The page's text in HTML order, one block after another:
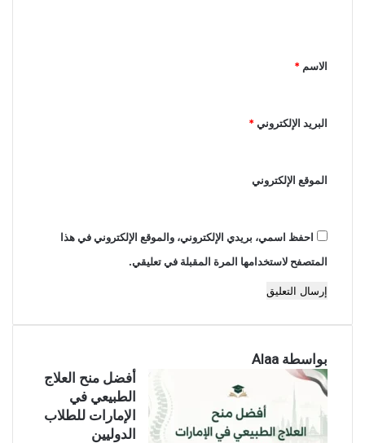
ق
الاسم *
البريد الإلكتروني*
الموقع الإلكتروني
احفظ اسمي، بريدي الإلكتروني، والموقع الإلكتروني في هذا
المتصفح لاستخدامها المرة المقبلة في تعليقي.
بواسطة Alaa
أفضل منح العلاج
الطبيعي في
الإمارات للطلاب
الدوليين